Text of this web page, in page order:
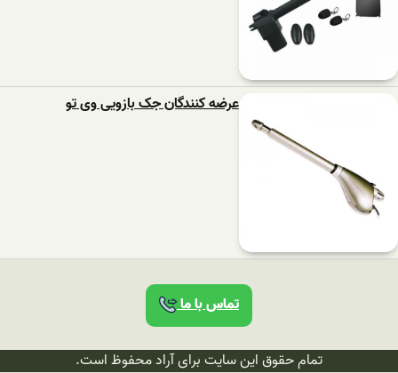
عرضه کنندگان جک بازویی وی تو
تماس با ما
تمام حقوق این سایت برای آراد محفوظ است.